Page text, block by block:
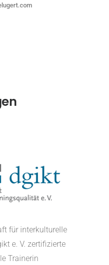
für interkulturelle
e. V. zertifizierte
Trainerin